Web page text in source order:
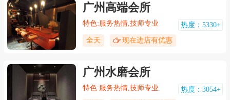
广州高端会所
特色:服务热情,技师专业
热度：5330+
全天
现在进店有优惠
广州水磨会所
特色:服务热情,技师专业
热度：3054+